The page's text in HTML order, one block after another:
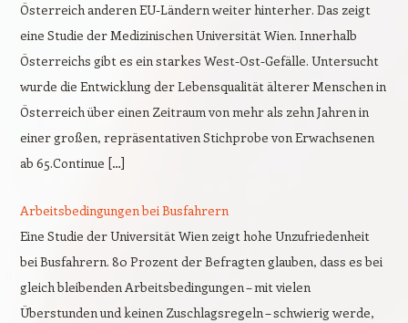
Österreich anderen EU-Ländern weiter hinterher. Das zeigt
eine Studie der Medizinischen Universität Wien. Innerhalb
Österreichs gibt es ein starkes West-Ost-Gefälle. Untersucht
wurde die Entwicklung der Lebensqualität älterer Menschen in
Österreich über einen Zeitraum von mehr als zehn Jahren in
einer großen, repräsentativen Stichprobe von Erwachsenen
ab 65.Continue […]
Arbeitsbedingungen bei Busfahrern
Eine Studie der Universität Wien zeigt hohe Unzufriedenheit
bei Busfahrern. 80 Prozent der Befragten glauben, dass es bei
gleich bleibenden Arbeitsbedingungen – mit vielen
Überstunden und keinen Zuschlagsregeln – schwierig werde,